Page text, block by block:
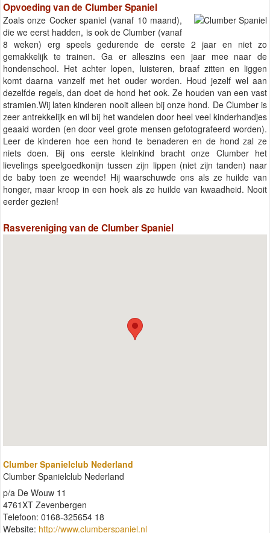
Opvoeding van de Clumber Spaniel
Zoals onze Cocker spaniel (vanaf 10 maand),
die we eerst hadden, is ook de Clumber (vanaf
8 weken) erg speels gedurende de eerste 2 jaar en niet zo
gemakkelijk te trainen. Ga er alleszins een jaar mee naar de
hondenschool. Het achter lopen, luisteren, braaf zitten en liggen
komt daarna vanzelf met het ouder worden. Houd jezelf wel aan
dezelfde regels, dan doet de hond het ook. Ze houden van een vast
stramien.Wij laten kinderen nooit alleen bij onze hond. De Clumber is
zeer antrekkelijk en wil bij het wandelen door heel veel kinderhandjes
geaaid worden (en door veel grote mensen gefotografeerd worden).
Leer de kinderen hoe een hond te benaderen en de hond zal ze
niets doen. Bij ons eerste kleinkind bracht onze Clumber het
lievelings speelgoedkonijn tussen zijn lippen (niet zijn tanden) naar
de baby toen ze weende! Hij waarschuwde ons als ze huilde van
honger, maar kroop in een hoek als ze huilde van kwaadheid. Nooit
eerder gezien!
Rasvereniging van de Clumber Spaniel
Clumber Spanielclub Nederland
Clumber Spanielclub Nederland
p/a De Wouw 11
4761XT Zevenbergen
Telefoon: 0168-325654 18
Website: http://www.clumberspaniel.nl